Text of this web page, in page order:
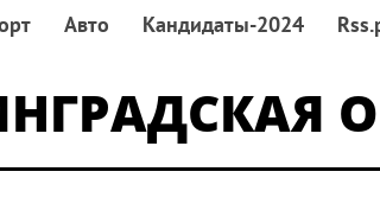
Авто Кандидаты-2024